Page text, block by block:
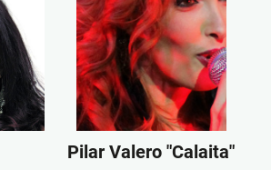
Pilar Valero "Calaita"